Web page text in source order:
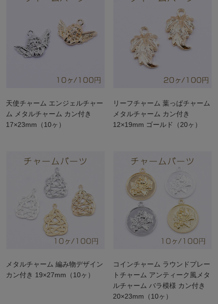
天使チャーム エンジェルチャー
ム メタルチャーム カン付き
17×23mm（10ヶ）
リーフチャーム 葉っぱチャーム
メタルチャーム カン付き
12×19mm ゴールド（20ヶ）
メタルチャーム 編み物デザイン
カン付き 19×27mm（10ヶ）
コインチャーム ラウンドプレー
トチャーム アンティーク風メタ
ルチャーム バラ模様 カン付き
20×23mm（10ヶ）